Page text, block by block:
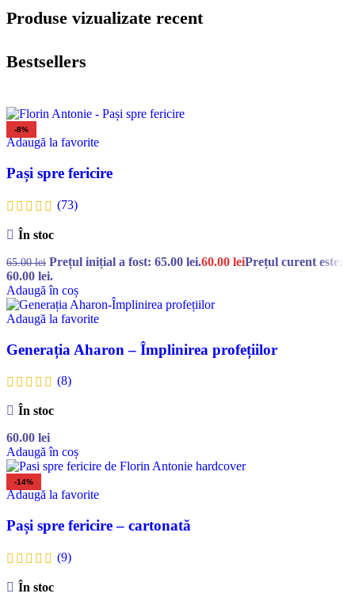
Produse vizualizate recent
Bestsellers
-8%
Adaugă la favorite
Pași spre fericire
(73)
În stoc
65.00lei Prețul inițial a fost: 65.00 lei.60.00 leiPrețul curent este:
60.00 lei.
Adaugă în coș
Adaugă la favorite
Generația Aharon – Împlinirea profețiilor
(8)
În stoc
60.00 lei
Adaugă în coș
-14%
Adaugă la favorite
Pași spre fericire – cartonată
(9)
În stoc